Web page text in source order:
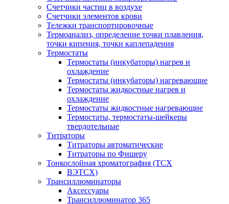
Счетчики частиц в воздухе
Счетчики элементов крови
Тележки транспортировочные
Термоанализ, определение точки плавления,
точки кипения, точки каплепадения
Термостаты
Термостаты (инкубаторы) нагрев и
охлаждение
Термостаты (инкубаторы) нагревающие
Термостаты жидкостные нагрев и
охлаждение
Термостаты жидкостные нагревающие
Термостаты, термостаты-шейкеры
твердотельные
Титраторы
Титраторы автоматические
Титраторы по Фишеру
Тонкослойная хроматография (ТСХ
ВЭТСХ)
Трансиллюминаторы
Аксессуары
Трансиллюминатор 365